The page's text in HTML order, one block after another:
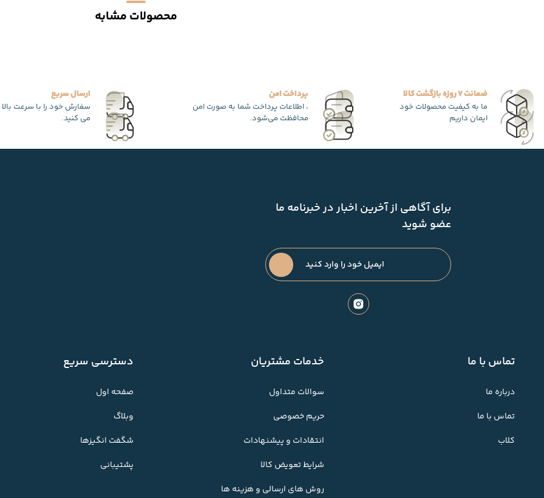
محصولات مشابه
ضمانت 7 روزه بازگشت کالا
ما به کیفیت محصولات خود
ایمان داریم
پرداخت امن
، اطلاعات پرداخت شما به صورت امن
محافظت می‌شود.
ارسال سریع
سفارش خود را با سرعت
می کنید.
برای آگاهی از آخرین اخبار در خبرنامه ما
عضو شوید
تماس با ما
درباره ما
تماس با ما
کلاب
خدمات مشتریان
سوالات متداول
حریم خصوصی
انتقادات و پیشنهادات
شرایط تعویض کالا
روش های ارسالی و هزینه ها
دسترسی سریع
صفحه اول
وبلاگ
شگفت انگیزها
پشتیبانی